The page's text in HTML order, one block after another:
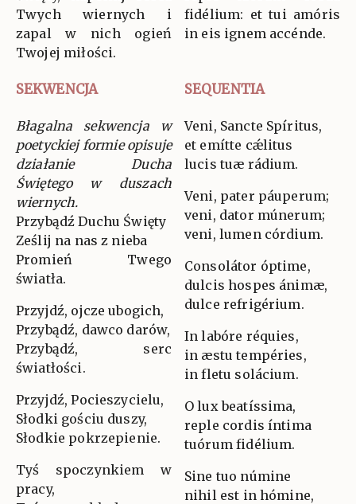
Twych wiernych i
zapal w nich ogień
Twojej miłości.
fidélium: et tui amóris
in eis ignem accénde.
SEKWENCJA SEQUENTIA
Błagalna sekwencja w
poetyckiej formie opisuje
działanie Ducha
Świętego w duszach
wiernych.
Przybądź Duchu Święty
Ześlij na nas z nieba
Promień Twego
światła.
Przyjdź, ojcze ubogich,
Przybądź, dawco darów,
Przybądź, serc
światłości.
Przyjdź, Pocieszycielu,
Słodki gościu duszy,
Słodkie pokrzepienie.
Tyś spoczynkiem w
pracy,
Veni, Sancte Spíritus,
et emítte cǽlitus
lucis tuæ rádium.
Veni, pater páuperum;
veni, dator múnerum;
veni, lumen córdium.
Consolátor óptime,
dulcis hospes ánimæ,
dulce refrigérium.
In labóre réquies,
in æstu tempéries,
in fletu solácium.
O lux beatíssima,
reple cordis íntima
tuórum fidélium.
Sine tuo númine
nihil est in hómine,